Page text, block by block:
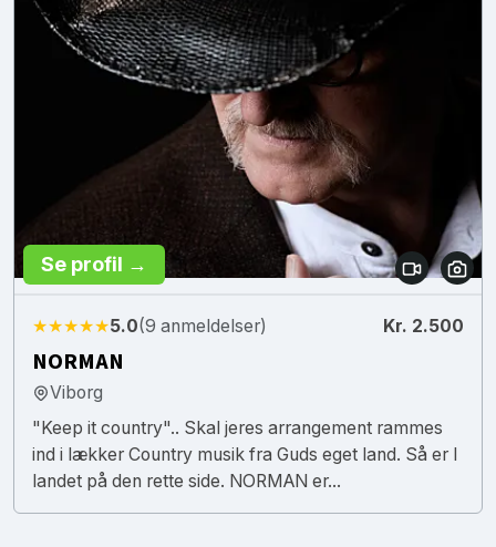
Se profil →
★★★★★5.0(9 anmeldelser) Kr. 2.500
NORMAN
Viborg
"Keep it country".. Skal jeres arrangement rammes
ind i lækker Country musik fra Guds eget land. Så er I
landet på den rette side. NORMAN er...